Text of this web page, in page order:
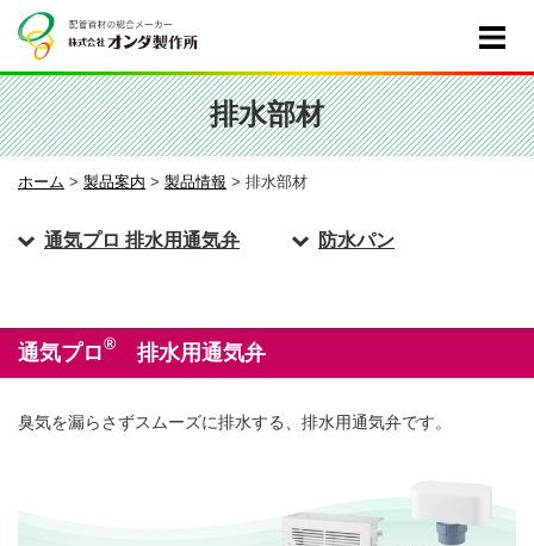
排水部材
ホーム > 製品案内 > 製品情報 > 排水部材
通気プロ 排水用通気弁 防水パン
通気プロ® 排水用通気弁
臭気を漏らさずスムーズに排水する、排水用通気弁です。